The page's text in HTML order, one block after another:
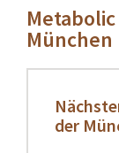
München
der